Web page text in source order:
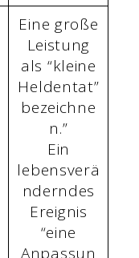
Eine große
Leistung
als “kleine
Heldentat”
bezeichne
n.”
Ein
lebensverä
nderndes
Ereignis
“eine
Anpassun